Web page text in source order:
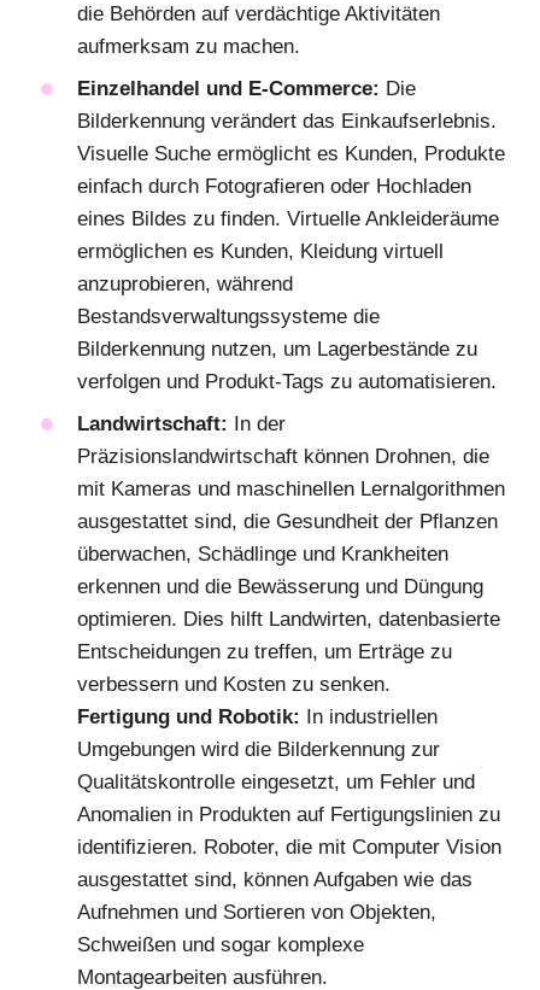
die Behörden auf verdächtige Aktivitäten
aufmerksam zu machen.
Einzelhandel und E-Commerce: Die
Bilderkennung verändert das Einkaufserlebnis.
Visuelle Suche ermöglicht es Kunden, Produkte
einfach durch Fotografieren oder Hochladen
eines Bildes zu finden. Virtuelle Ankleideräume
ermöglichen es Kunden, Kleidung virtuell
anzuprobieren, während
Bestandsverwaltungssysteme die
Bilderkennung nutzen, um Lagerbestände zu
verfolgen und Produkt-Tags zu automatisieren.
Landwirtschaft: In der
Präzisionslandwirtschaft können Drohnen, die
mit Kameras und maschinellen Lernalgorithmen
ausgestattet sind, die Gesundheit der Pflanzen
überwachen, Schädlinge und Krankheiten
erkennen und die Bewässerung und Düngung
optimieren. Dies hilft Landwirten, datenbasierte
Entscheidungen zu treffen, um Erträge zu
verbessern und Kosten zu senken.
Fertigung und Robotik: In industriellen
Umgebungen wird die Bilderkennung zur
Qualitätskontrolle eingesetzt, um Fehler und
Anomalien in Produkten auf Fertigungslinien zu
identifizieren. Roboter, die mit Computer Vision
ausgestattet sind, können Aufgaben wie das
Aufnehmen und Sortieren von Objekten,
Schweißen und sogar komplexe
Montagearbeiten ausführen.